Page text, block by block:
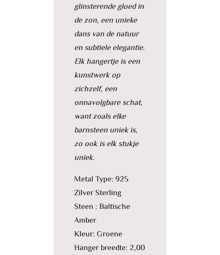
glinsterende gloed in
de zon, een unieke
dans van de natuur
en subtiele elegantie.
Elk hangertje is een
kunstwerk op
zichzelf, een
onnavolgbare schat,
want zoals elke
barnsteen uniek is,
zo ook is elk stukje
uniek.
Metal Type: 925
Zilver Sterling
Steen : Baltische
Amber
Kleur: Groene
Hanger breedte: 2,00